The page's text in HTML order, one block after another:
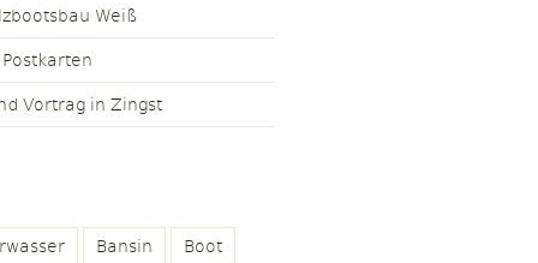
Weiß
Vortrag in Zingst
Bansin
Boot